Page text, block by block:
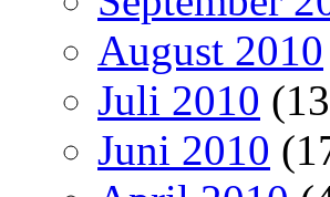
August 2010
Juli 2010
Juni 2010